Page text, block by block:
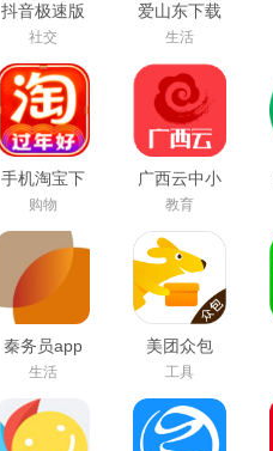
抖音极速版
免费下载
2026最新版
社交
爱山东下载
app官方最
新版
生活
手机淘宝下
载2026app
最新版
购物
广西云中小
学空中课堂
app
教育
秦务员app
下载2026最
新版
生活
美团众包
工具